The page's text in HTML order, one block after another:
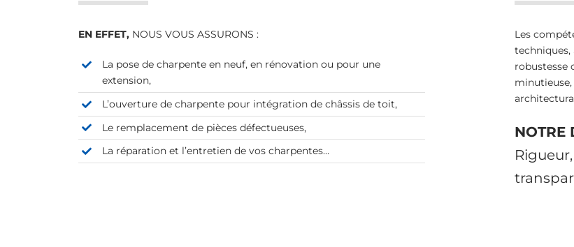
EN EFFET, NOUS VOUS ASSURONS :
La pose de charpente en neuf, en rénovation ou pour une
extension,
L’ouverture de charpente pour intégration de châssis de toit,
Le remplacement de pièces défectueuses,
La réparation et l’entretien de vos charpentes…
Les
techniques,
robustesse
NOTRE